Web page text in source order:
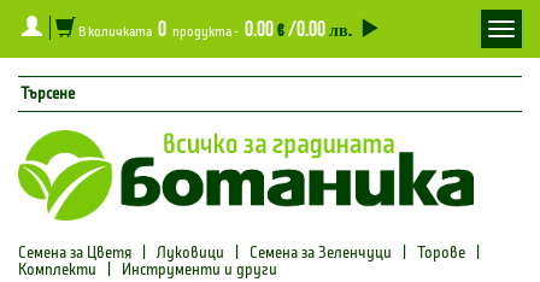
В количката 0 продукта - 0.00€/0.00лв.
Семена за Цветя |Луковици Семена за Зеленчуци Торове
Комплекти
Инструменти и други